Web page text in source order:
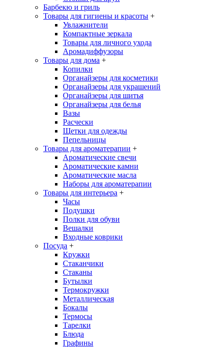
Барбекю и гриль
Товары для гигиены и красоты +
Увлажнители
Компактные зеркала
Товары для личного ухода
Аромадиффузоры
Товары для дома +
Копилки
Органайзеры для косметики
Органайзеры для украшений
Органайзеры для шитья
Органайзеры для белья
Вазы
Расчески
Щетки для одежды
Пепельницы
Товары для ароматерапии +
Ароматические свечи
Ароматические камни
Ароматические масла
Наборы для ароматерапии
Товары для интерьера +
Часы
Подушки
Полки для обуви
Вешалки
Входные коврики
Посуда +
Кружки
Стаканчики
Стаканы
Бутылки
Термокружки
Металлическая
Бокалы
Термосы
Тарелки
Блюда
Графины